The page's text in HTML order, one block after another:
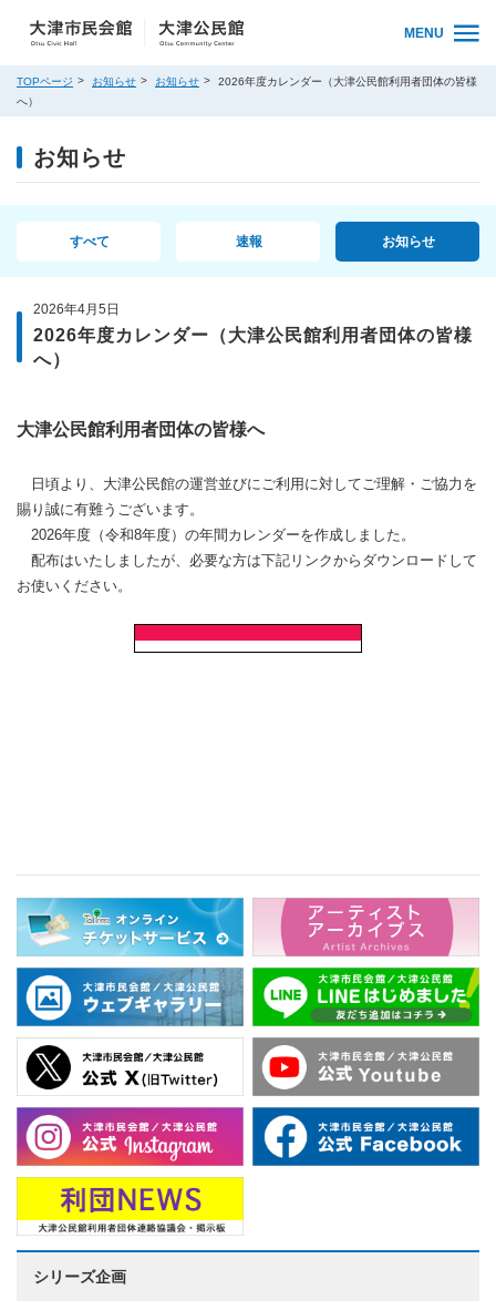
MENU
TOPページ お知らせ お知らせ
2026年度カレンダー（大津公民館利用者団体の皆様
へ）
お知らせ
すべて 速報 お知らせ
2026年4月5日
2026年度カレンダー（大津公民館利用者団体の皆様
へ）
大津公民館利用者団体の皆様へ
日頃より、大津公民館の運営並びにご利用に対してご理解・ご協力を
賜り誠に有難うございます。
2026年度（令和8年度）の年間カレンダーを作成しました。
配布はいたしましたが、必要な方は下記リンクからダウンロードして
お使いください。
◊2026年度 大津公民館 年
シリーズ企画